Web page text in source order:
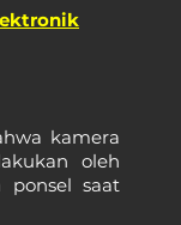
kamera
oleh
ponsel saat